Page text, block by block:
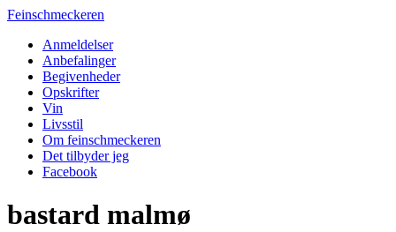
Feinschmeckeren
Anmeldelser
Anbefalinger
Begivenheder
Opskrifter
Vin
Livsstil
Om feinschmeckeren
Det tilbyder jeg
Facebook
bastard malmø